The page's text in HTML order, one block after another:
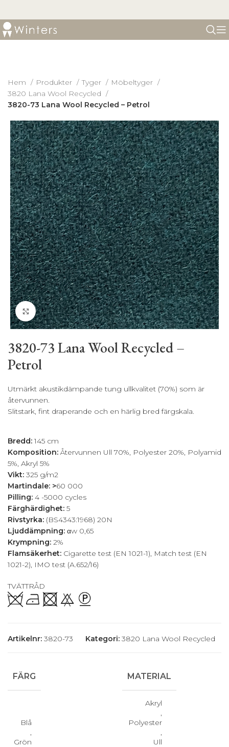
Hem Produkter Tyger
Möbeltyger
3820 Lana Wool Recycled
3820-73 Lana Wool Recycled – Petrol
Klicka för att förstora
3820-73 Lana Wool Recycled –
Petrol
Utmärkt akustikdämpande tung ullkvalitet (70%) som är
återvunnen.
Slitstark, fint draperande och en härlig bred färgskala.
Bredd:145 cm
Komposition:Återvunnen Ull 70%, Polyester 20%, Polyamid
5%, Akryl 5%
Vikt: 325 g/m2
Martindale: >60 000
Pilling: 4 -5000 cycles
Färghärdighet: 5
Rivstyrka: (BS4343:1968) 20N
Ljuddämpning: αw 0,65
Krympning: 2%
Flamsäkerhet: Cigarette test (EN 1021-1), Match test (EN
1021-2), IMO test (A.652/16)
TVÄTTRÅD
Artikelnr: 3820-73 Kategori: 3820 Lana Wool Recycled
FÄRG
Blå
,
Grön
MATERIAL
Akryl
,
Polyester
,
Ull